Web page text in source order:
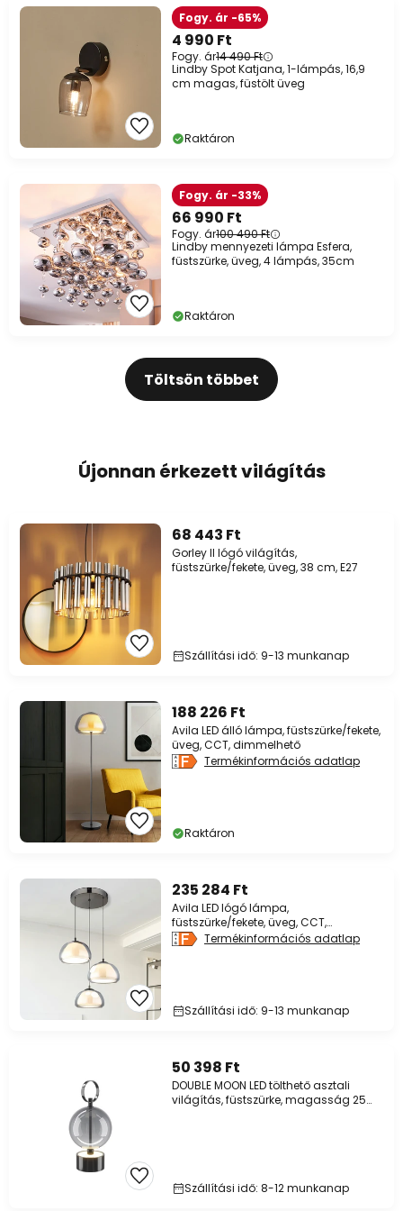
4 990 Ft
Fogy. ár14 490 Ft
Fogy. ár -65%
Lindby Spot Katjana, 1-lámpás, 16,9
cm magas, füstölt üveg
Raktáron
66 990 Ft
Fogy. ár100 490 Ft
Fogy. ár -33%
Lindby mennyezeti lámpa Esfera,
füstszürke, üveg, 4 lámpás, 35cm
Raktáron
Töltsön többet
Újonnan érkezett világítás
68 443 Ft
Gorley II lógó világítás,
füstszürke/fekete, üveg, 38 cm, E27
Szállítási idő: 9-13 munkanap
188 226 Ft
Avila LED álló lámpa, füstszürke/fekete,
üveg, CCT, dimmelhető
Termékinformációs adatlap
Raktáron
235 284 Ft
Avila LED lógó lámpa,
füstszürke/fekete, üveg, CCT,
dimmelhető fényerő
Termékinformációs adatlap
Szállítási idő: 9-13 munkanap
50 398 Ft
DOUBLE MOON LED tölthető asztali
világítás, füstszürke, magasság 25
Szállítási idő: 8-12 munkanap